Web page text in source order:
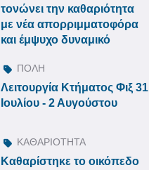
τονώνει την καθαριότητα
με νέα απορριμματοφόρα
και έμψυχο δυναμικό
ΠΟΛΗ
Λειτουργία Κτήματος Φιξ 31
Ιουλίου - 2 Αυγούστου
ΚΑΘΑΡΙΟΤΗΤΑ
Καθαρίστηκε το οικόπεδο